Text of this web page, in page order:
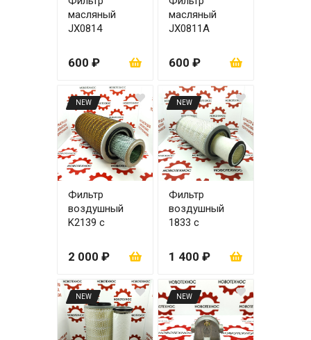
масляный
JX0814
600 ₽
масляный
JX0811А
600 ₽
NEW
Фильтр
воздушный
K2139 с
2 000 ₽
NEW
Фильтр
воздушный
1833 с
1 400 ₽
NEW NEW